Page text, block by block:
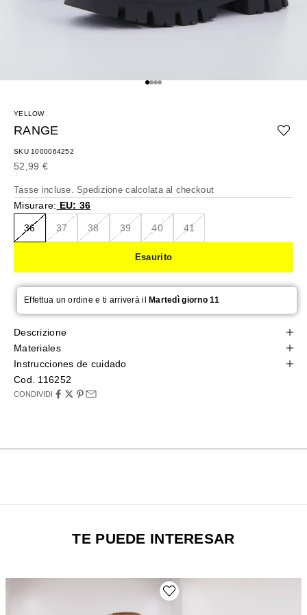
Vai all'articolo 1
Vai all'articolo 2
Vai all'articolo 3
Vai all'articolo 4
YELLOW
RANGE
SKU 1000064252
Prezzo scontato
52,99 €
Tasse incluse.Spedizione calcolataal checkout
Misurare: EU: 36
36 37 38 39 40 41
Esaurito
Effettua un ordine e ti arriverà ilMartedì giorno 11
Descrizione
Materiales
Instrucciones de cuidado
Cod. 116252
CONDIVIDI
TE PUEDE INTERESAR